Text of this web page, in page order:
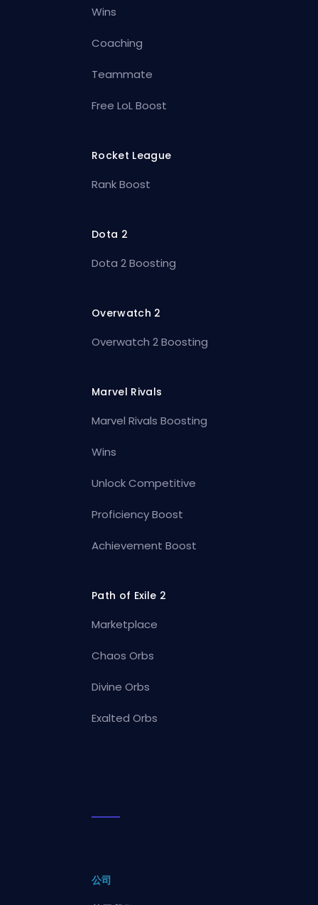
Wins
Coaching
Teammate
Free LoL Boost
Rocket League
Rank Boost
Dota 2
Dota 2 Boosting
Overwatch 2
Overwatch 2 Boosting
Marvel Rivals
Marvel Rivals Boosting
Wins
Unlock Competitive
Proficiency Boost
Achievement Boost
Path of Exile 2
Marketplace
Chaos Orbs
Divine Orbs
Exalted Orbs
公司